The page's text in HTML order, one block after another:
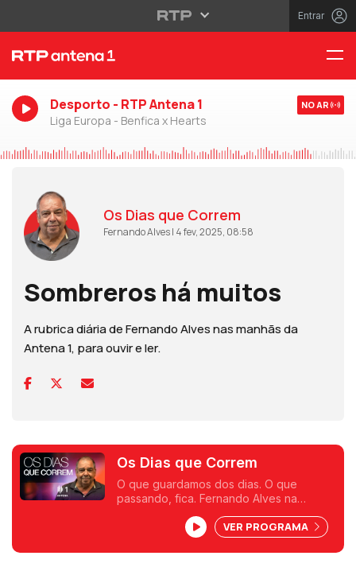
Entrar
Desporto - RTP Antena 1
Liga Europa - Benfica x Hearts
NO AR
Os Dias que Correm
Fernando Alves | 4 fev, 2025, 08:58
Sombreros há muitos
A rubrica diária de Fernando Alves nas manhãs da
Antena 1, para ouvir e ler.
Os Dias que Correm
O que guardamos dos dias. O que
passando, fica. Fernando Alves na
VER PROGRAMA